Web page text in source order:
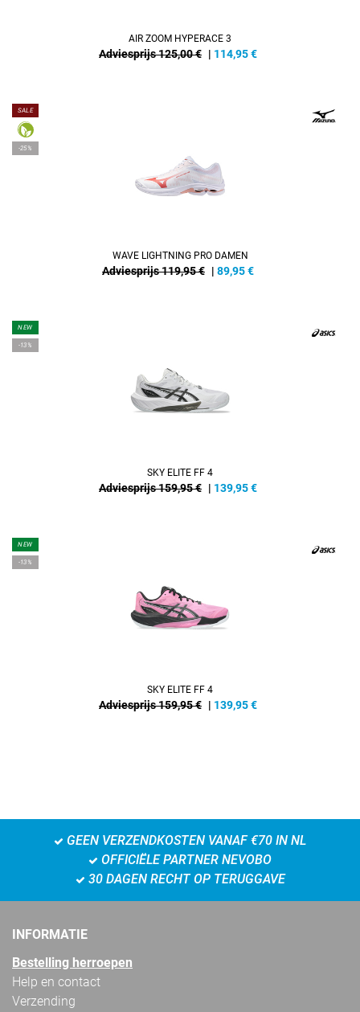
AIR ZOOM HYPERACE 3
Adviesprijs 125,00 € | 114,95€
SALE
-25%
WAVE LIGHTNING PRO DAMEN
Adviesprijs 119,95 € | 89,95€
NEW
-13%
SKY ELITE FF 4
Adviesprijs 159,95 € | 139,95€
NEW
-13%
SKY ELITE FF 4
Adviesprijs 159,95 € | 139,95€
GEEN VERZENDKOSTEN VANAF €70 IN NL
OFFICIËLE PARTNER NEVOBO
30 DAGEN RECHT OP TERUGGAVE
INFORMATIE
Bestelling herroepen
Help en contact
Verzending